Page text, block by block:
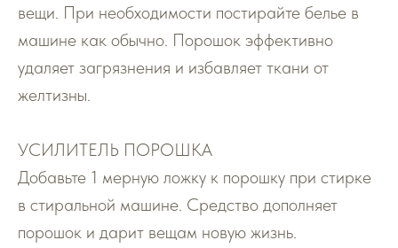
вещи. При необходимости постирайте белье в
машине как обычно. Порошок эффективно
удаляет загрязнения и избавляет ткани от
желтизны.
УСИЛИТЕЛЬ ПОРОШКА
Добавьте 1 мерную ложку к порошку при стирке
в стиральной машине. Средство дополняет
порошок и дарит вещам новую жизнь.